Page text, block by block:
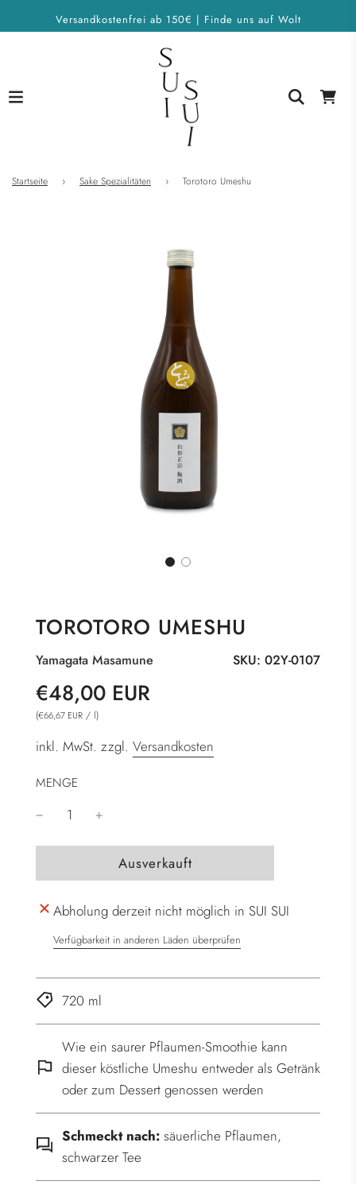
Versandkostenfrei ab 150€ | Finde uns auf Wolt
Startseite › Sake Spezialitäten › Torotoro Umeshu
TOROTORO UMESHU
SKU: 02Y-0107
Yamagata Masamune
Sonderpreis
Normaler
Preis
€48,00 EUR
(€66,67 EUR / l)
inkl. MwSt. zzgl. Versandkosten
MENGE
W
i
r
d
g
l
n
.
.
.
Ausverkauft
Abholung derzeit nicht möglich in SUI SUI
Verfügbarkeit in anderen Läden überprüfen
720 ml
Wie ein saurer Pflaumen-Smoothie kann
dieser köstliche Umeshu entweder als Getränk
oder zum Dessert genossen werden
Schmeckt nach: säuerliche Pflaumen,
schwarzer Tee